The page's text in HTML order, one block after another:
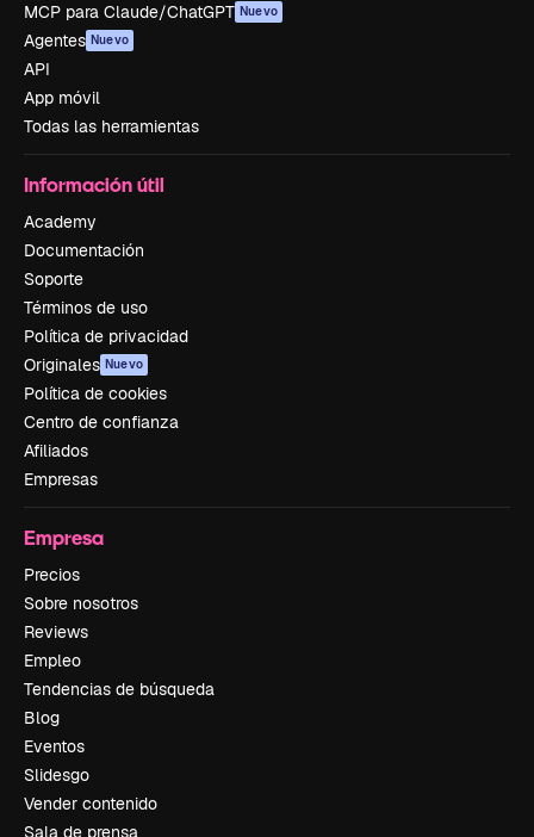
MCP para Claude/ChatGPT Nuevo
Agentes Nuevo
API
App móvil
Todas las herramientas
Información útil
Academy
Documentación
Soporte
Términos de uso
Política de privacidad
Originales Nuevo
Política de cookies
Centro de confianza
Afiliados
Empresas
Empresa
Precios
Sobre nosotros
Reviews
Empleo
Tendencias de búsqueda
Blog
Eventos
Slidesgo
Vender contenido
Sala de prensa